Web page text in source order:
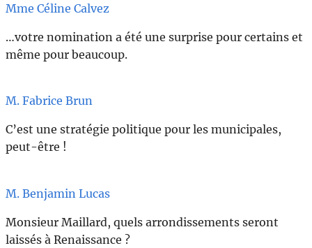
Mme Céline Calvez
…votre nomination a été une surprise pour certains et
même pour beaucoup.
M. Fabrice Brun
C’est une stratégie politique pour les municipales,
peut-être !
M. Benjamin Lucas
Monsieur Maillard, quels arrondissements seront
laissés à Renaissance ?